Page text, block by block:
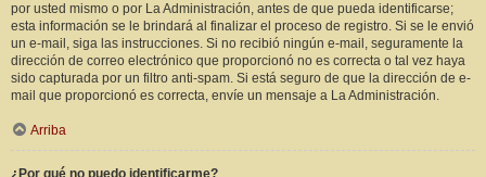
por usted mismo o por La Administración, antes de que pueda identificarse;
esta información se le brindará al finalizar el proceso de registro. Si se le envió
un e-mail, siga las instrucciones. Si no recibió ningún e-mail, seguramente la
dirección de correo electrónico que proporcionó no es correcta o tal vez haya
sido capturada por un filtro anti-spam. Si está seguro de que la dirección de e-
mail que proporcionó es correcta, envíe un mensaje a La Administración.
Arriba
¿Por qué no puedo identificarme?